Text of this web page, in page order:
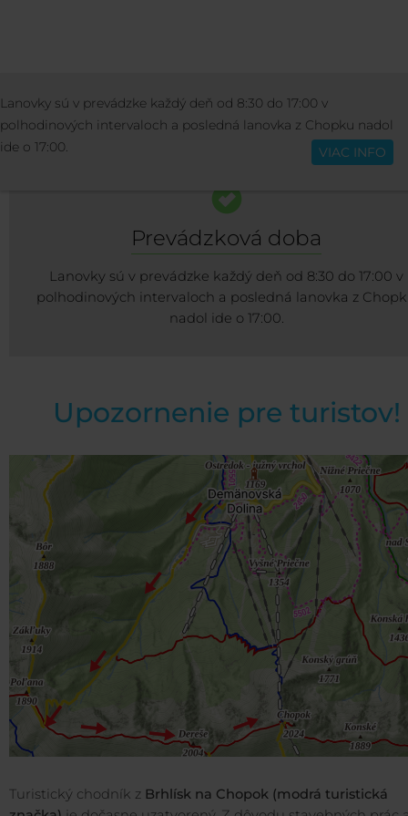
Slovenčina
STREDISKO INFO O STREDISKU
Prevádzková doba
Lanovky sú v prevádzke každý deň od 8:30 do 17:00 v
polhodinových intervaloch a posledná lanovka z
nadol ide o 17:00.
Upozornenie pre turistov!
Turistický chodník z Brhlísk na Chopok (modrá turistická
Lanovky sú v prevádzke každý deň od 8:30 do 17:00 v
polhodinových intervaloch a posledná lanovka z Chopku nadol
ide o 17:00.
VIAC INFO